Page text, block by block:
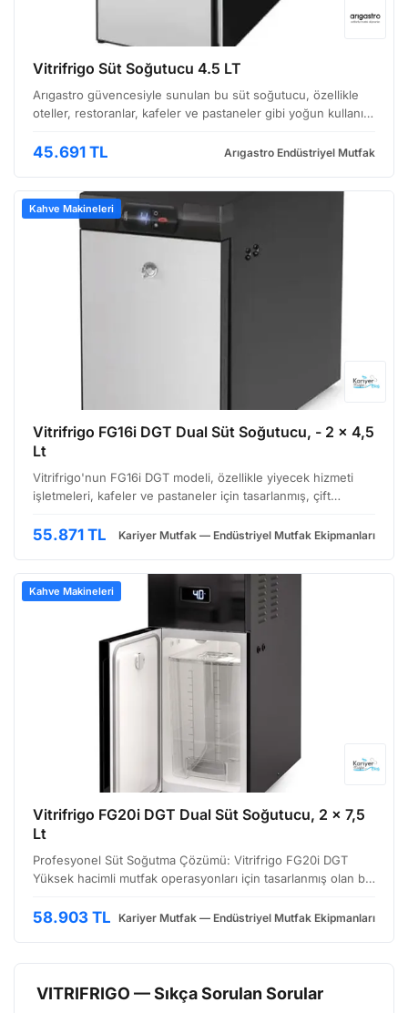
Vitrifrigo Süt Soğutucu 4.5 LT
Arıgastro güvencesiyle sunulan bu süt soğutucu, özellikle
oteller, restoranlar, kafeler ve pastaneler gibi yoğun kullanım
üretilmiştir. Kompakt Tasarımı ve Yüksek Kap…
45.691 TL Arıgastro Endüstriyel Mutfak
Kahve Makineleri
Vitrifrigo FG16i DGT Dual Süt Soğutucu, - 2 x 4,5
Lt
Vitrifrigo'nun FG16i DGT modeli, özellikle yiyecek hizmeti
işletmeleri, kafeler ve pastaneler için tasarlanmış, çift
benzeri hassas gıdaların güvenli ve verimli bi…
55.871 TL Kariyer Mutfak — Endüstriyel Mutfak Ekipmanları
Kahve Makineleri
Vitrifrigo FG20i DGT Dual Süt Soğutucu, 2 x 7,5
Lt
Profesyonel Süt Soğutma Çözümü: Vitrifrigo FG20i DGT
Yüksek hacimli mutfak operasyonları için tasarlanmış olan bu
restoran gibi işletmelerin ihtiyaçlarını karşı…
58.903 TL Kariyer Mutfak — Endüstriyel Mutfak Ekipmanları
VITRIFRIGO — Sıkça Sorulan Sorular